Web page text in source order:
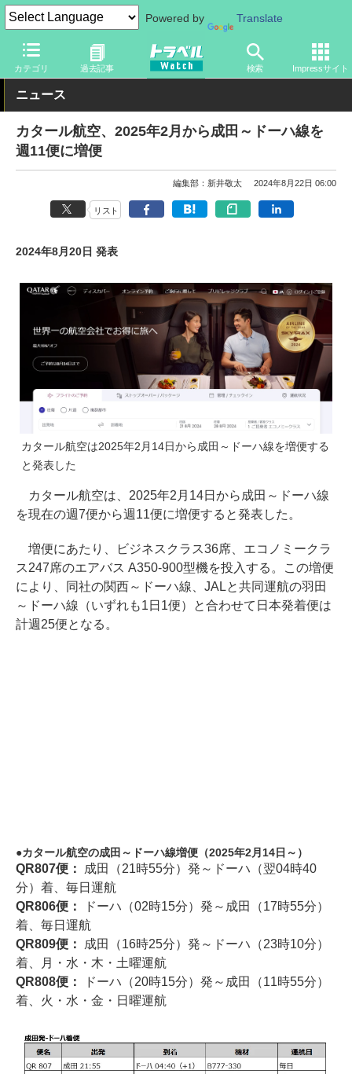
Powered by Translate
カテゴリ 過去記事 検索 Impressサイト
トラベル Watch 企業・政府・官庁 海外エアライン
ニュース
カタール航空、2025年2月から成田～ドーハ線を
週11便に増便
編集部：新井敬太 2024年8月22日 06:00
リスト
2024年8月20日 発表
カタール航空は2025年2月14日から成田～ドーハ線を増便する
と発表した
カタール航空は、2025年2月14日から成田～ドーハ線
を現在の週7便から週11便に増便すると発表した。
増便にあたり、ビジネスクラス36席、エコノミークラ
ス247席のエアバス A350-900型機を投入する。この増便
により、同社の関西～ドーハ線、JALと共同運航の羽田
～ドーハ線（いずれも1日1便）と合わせて日本発着便は
計週25便となる。
カタール航空の成田～ドーハ線増便（2025年2月14日～）
QR807便：
成田（21時55分）発～ドーハ（翌04時40
分）着、毎日運航
QR806便：
ドーハ（02時15分）発～成田（17時55分）
着、毎日運航
QR809便：
成田（16時25分）発～ドーハ（23時10分）
着、月・水・木・土曜運航
QR808便：
ドーハ（20時15分）発～成田（11時55分）
着、火・水・金・日曜運航